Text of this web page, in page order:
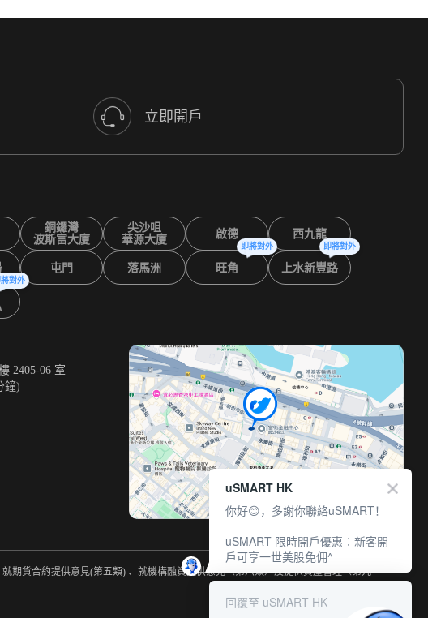
立即開戶
銅鑼灣
波斯富大廈
尖沙咀
華源大廈
啟德 西九龍
屯門 落馬洲 旺角
即將對外
上水新豐路
即將對外
對外
2405-06 室
鐘)
期貨合約提供意見(第五類) 、就機構融資提供意見（第六類）及提供資產管理（第九
uSMART HK
你好😊，多謝你聯絡uSMART！
uSMART 限時開戶優惠︰新客開
戶可享一世美股免佣^
回覆至 uSMART HK